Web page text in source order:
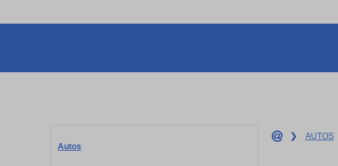
Autos
❯ AUTOS